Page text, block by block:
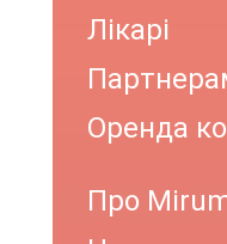
Лікарі
Оренда
Про